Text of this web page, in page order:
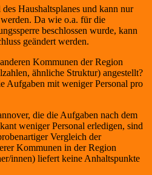
Haushaltsplanes und kann nur
Da wie o.a. für die
beschlossen wurde, kann
geändert werden.
Kommunen der Region
ähnliche Struktur) angestellt?
Aufgaben mit weniger Personal pro
die die Aufgaben nach dem
weniger Personal erledigen, sind
Vergleich der
Kommunen in der Region
innen) liefert keine Anhaltspunkte